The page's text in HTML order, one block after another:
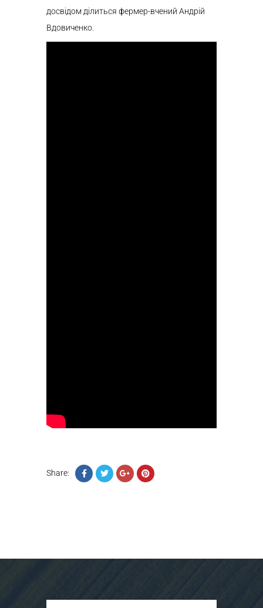
досвідом ділиться фермер-вчений Андрій
Вдовиченко.
Share: